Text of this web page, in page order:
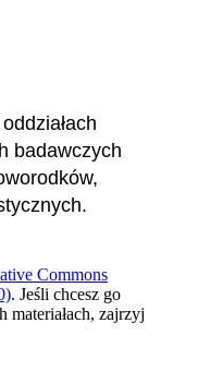
badawczych
Commons
. Jeśli chcesz go
zajrzyj